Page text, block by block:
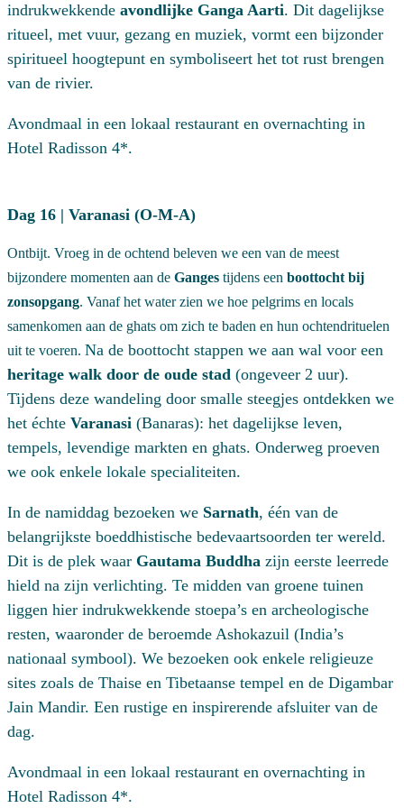
indrukwekkende avondlijke Ganga Aarti. Dit dagelijkse
ritueel, met vuur, gezang en muziek, vormt een bijzonder
spiritueel hoogtepunt en symboliseert het tot rust brengen
van de rivier.
Avondmaal in een lokaal restaurant en overnachting in
Hotel Radisson 4*.
Dag 16 | Varanasi (O-M-A)
Ontbijt. Vroeg in de ochtend beleven we een van de meest
bijzondere momenten aan de Ganges tijdens een boottocht bij
zonsopgang. Vanaf het water zien we hoe pelgrims en locals
samenkomen aan de ghats om zich te baden en hun ochtendrituelen
uit te voeren. Na de boottocht stappen we aan wal voor een
heritage walk door de oude stad (ongeveer 2 uur).
Tijdens deze wandeling door smalle steegjes ontdekken we
het échte Varanasi (Banaras): het dagelijkse leven,
tempels, levendige markten en ghats. Onderweg proeven
we ook enkele lokale specialiteiten.
In de namiddag bezoeken we Sarnath, één van de
belangrijkste boeddhistische bedevaartsoorden ter wereld.
Dit is de plek waar Gautama Buddha zijn eerste leerrede
hield na zijn verlichting. Te midden van groene tuinen
liggen hier indrukwekkende stoepa’s en archeologische
resten, waaronder de beroemde Ashokazuil (India’s
nationaal symbool). We bezoeken ook enkele religieuze
sites zoals de Thaise en Tibetaanse tempel en de Digambar
Jain Mandir. Een rustige en inspirerende afsluiter van de
dag.
Avondmaal in een lokaal restaurant en overnachting in
Hotel Radisson 4*.